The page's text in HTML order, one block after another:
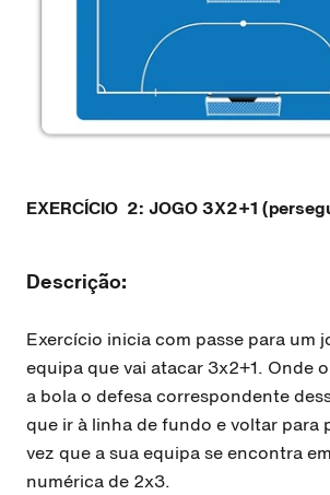
EXERCÍCIO 2: JOGO 3X2+1
Descrição:
Exercício inicia com passe para um
equipa que vai atacar 3x2+1. Onde
a bola o defesa correspondente
que ir à linha de fundo e voltar para
vez que a sua equipa se encontra
numérica de 2x3.